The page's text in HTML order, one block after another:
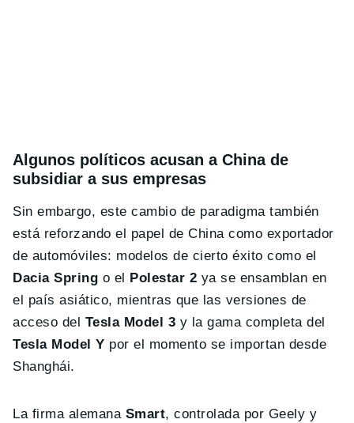
Algunos políticos acusan a China de
subsidiar a sus empresas
Sin embargo, este cambio de paradigma también
está reforzando el papel de China como exportador
de automóviles: modelos de cierto éxito como el
Dacia Spring o el Polestar 2 ya se ensamblan en
el país asiático, mientras que las versiones de
acceso del Tesla Model 3 y la gama completa del
Tesla Model Y por el momento se importan desde
Shanghái.
La firma alemana Smart, controlada por Geely y